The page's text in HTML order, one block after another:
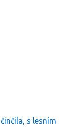
s lesním